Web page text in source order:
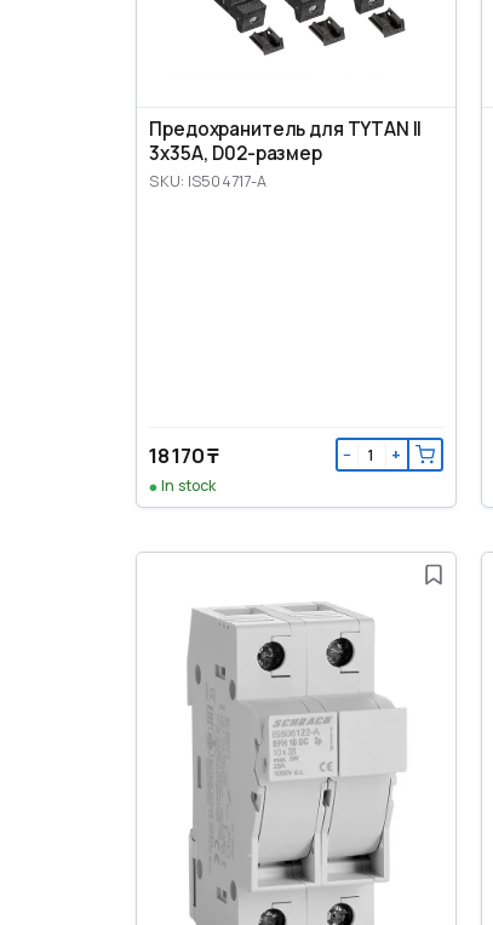
Предохранитель для TYTAN II
3x35A, D02-размер
SKU: IS504717-A
18 170 ₸ − +
In stock